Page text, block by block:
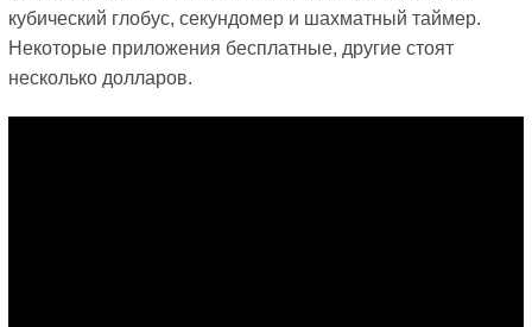
кубический глобус, секундомер и шахматный таймер.
Некоторые приложения бесплатные, другие стоят
несколько долларов.